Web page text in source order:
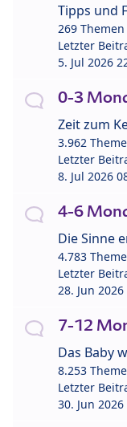
Tipps und
269
Letzter
5. Jul 2026
0-3
Zeit zum
3.962
Letzter
8. Jul 2026
4-6
Die Sinne
4.783
Letzter
28. Jun 2026
7-12
Das Baby
8.253
Letzter
30. Jun